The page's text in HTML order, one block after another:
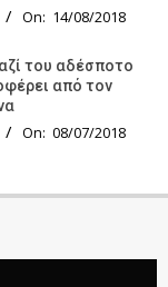
On: 14/08/2018
του αδέσποτο
από τον
On: 08/07/2018